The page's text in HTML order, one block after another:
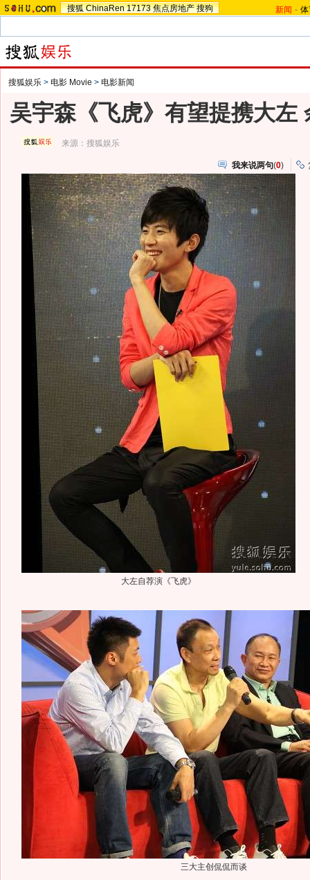
搜狐 ChinaRen 17173 焦点房地产 搜狗 新闻 -
搜狐娱乐 > 电影 Movie > 电影新闻
吴宇森《飞虎》有望提携大左
来源：搜狐娱乐
我来说两句(0)
大左自荐演《飞虎》
三大主创侃侃而谈